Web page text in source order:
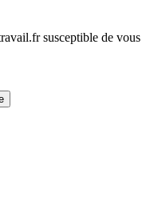
susceptible de vous